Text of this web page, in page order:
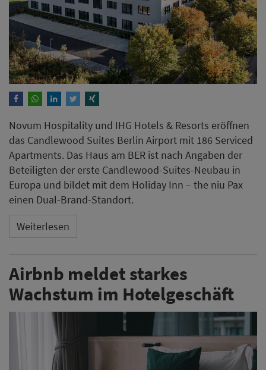
Novum Hospitality und IHG Hotels & Resorts eröffnen
das Candlewood Suites Berlin Airport mit 186 Serviced
Apartments. Das Haus am BER ist nach Angaben der
Beteiligten der erste Candlewood-Suites-Neubau in
Europa und bildet mit dem Holiday Inn – the niu Pax
einen Dual-Brand-Standort.
Weiterlesen
Airbnb meldet starkes
Wachstum im Hotelgeschäft